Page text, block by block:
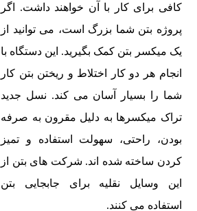
کافی برای کار با آن خواهند داشت. اگر
پروژه بتن شما بزرگ است، می توانید از
یک میکسر بتن کمک بگیرید. این دستگاه با
انجام هر دو کار اختلاط و ریختن بتن کار
شما را بسیار آسان می کند. نسل جدید
تراک میکسرها به دلیل مقرون به صرفه
بودن، راحتی، سهولت استفاده و تمیز
کردن ساخته شده اند. شرکت های بتن از
این وسایل نقلیه برای جابجایی بتن
استفاده می کنند.